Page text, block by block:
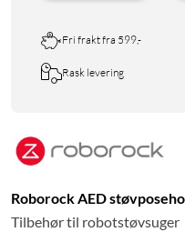
Fri frakt fra 599,-
Rask levering
Roborock AED
Tilbehør til robotstøvsuger